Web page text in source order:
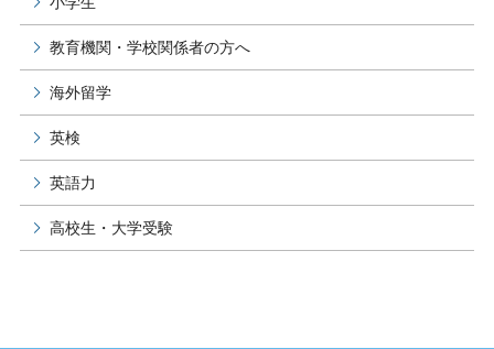
教育機関・学校関係者の方へ
海外留学
英検
英語力
高校生・大学受験